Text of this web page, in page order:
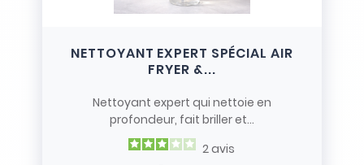
NETTOYANT EXPERT SPÉCIAL AIR
FRYER &...
Nettoyant expert qui nettoie en
profondeur, fait briller et...
2avis